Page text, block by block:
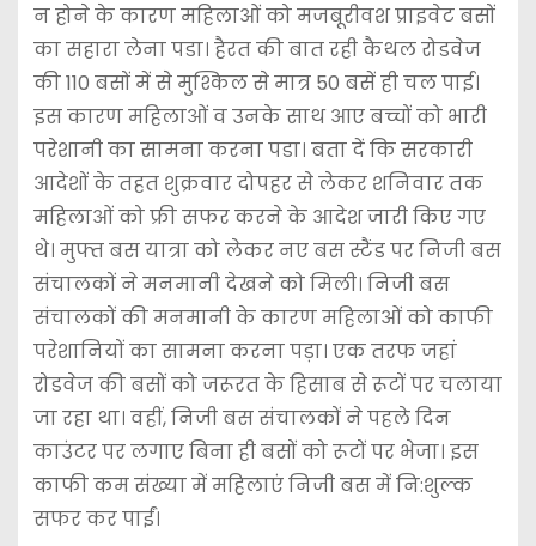
न होने के कारण महिलाओं को मजबूरीवश प्राइवेट बसों
का सहारा लेना पडा। हैरत की बात रही कैथल रोडवेज
की 110 बसों में से मुश्किल से मात्र 50 बसें ही चल पाई।
इस कारण महिलाओं व उनके साथ आए बच्चों को भारी
परेशानी का सामना करना पडा। बता दें कि सरकारी
आदेशों के तहत शुक्रवार दोपहर से लेकर शनिवार तक
महिलाओं को फ्री सफर करने के आदेश जारी किए गए
थे। मुफ्त बस यात्रा को लेकर नए बस स्टैंड पर निजी बस
संचालकों ने मनमानी देखने को मिली। निजी बस
संचालकों की मनमानी के कारण महिलाओं को काफी
परेशानियों का सामना करना पड़ा। एक तरफ जहां
रोडवेज की बसों को जरूरत के हिसाब से रूटों पर चलाया
जा रहा था। वहीं, निजी बस संचालकों ने पहले दिन
काउंटर पर लगाए बिना ही बसों को रूटों पर भेजा। इस
काफी कम संख्या में महिलाएं निजी बस में नि:शुल्क
सफर कर पाईं।